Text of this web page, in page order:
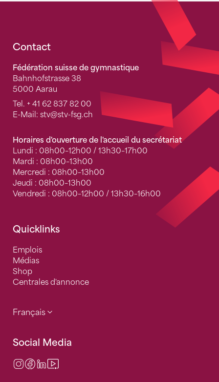
Fusszeile
Contact
Fédération suisse de gymnastique
Bahnhofstrasse 38
5000 Aarau
Tel. + 41 62 837 82 00
E-Mail: stv@stv-fsg.ch
Horaires d'ouverture de l'accueil du secrétariat
Lundi : 08h00–12h00 / 13h30–17h00
Mardi : 08h00–13h00
Mercredi : 08h00–13h00
Jeudi : 08h00–13h00
Vendredi : 08h00–12h00 / 13h30–16h00
Quicklinks
Emplois
Médias
Shop
Centrales d'annonce
Français
Social Media
Instagram
Facebook
LinkedIn